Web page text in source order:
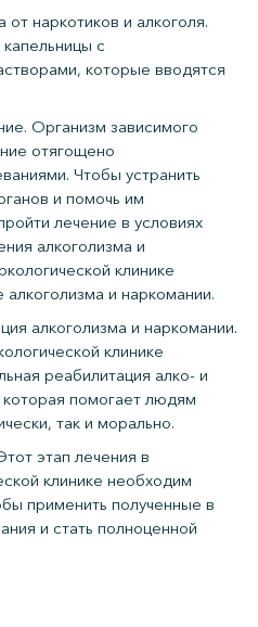
наркотиков и алкоголя.
с
которые вводятся
Организм зависимого
отягощено
Чтобы устранить
и помочь им
лечение в условиях
алкоголизма и
клинике
и наркомании.
алкоголизма и наркомании.
клинике
реабилитация алко- и
помогает людям
так и морально.
этап лечения в
клинике необходим
применить полученные в
и стать полноценной